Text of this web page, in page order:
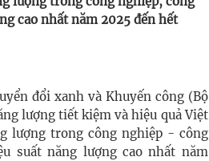
cao nhất năm 2025 đến hết
đổi xanh và Khuyến công (Bộ
lượng tiết kiệm và hiệu quả Việt
lượng trong công nghiệp - công
suất năng lượng cao nhất năm